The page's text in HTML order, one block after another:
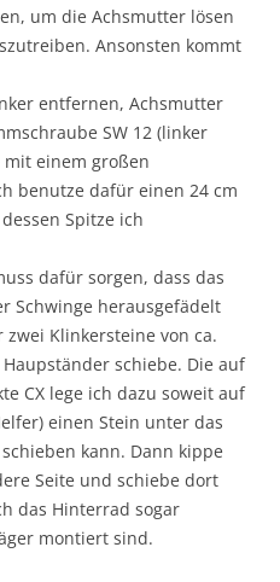
um die Achsmutter lösen
Ansonsten kommt
entfernen, Achsmutter
SW 12 (linker
mit einem großen
benutze dafür einen 24 cm
Spitze ich
dafür sorgen, dass das
Schwinge herausgefädelt
Klinkersteine von ca.
schiebe. Die auf
CX lege ich dazu soweit auf
einen Stein unter das
kann. Dann kippe
Seite und schiebe dort
das Hinterrad sogar
montiert sind.